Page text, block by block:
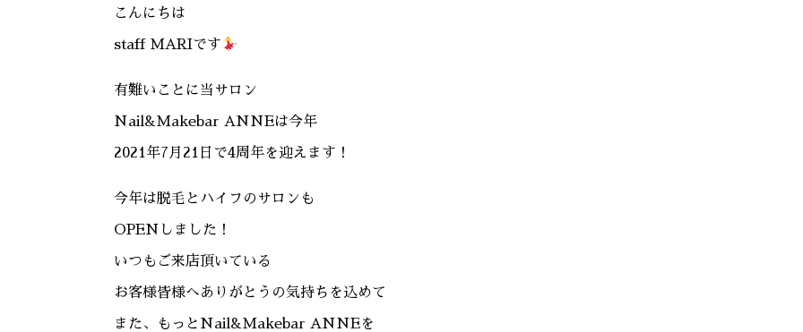
こんにちは
staff MARIです
有難いことに当サロン
Nail&Makebar ANNEは今年
2021年7月21日で4周年を迎えます！
今年は脱毛とハイフのサロンも
OPENしました！
いつもご来店頂いている
お客様皆様へありがとうの気持ちを込めて
また、もっとNail&Makebar ANNEを